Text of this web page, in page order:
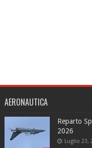
AERONAUTICA
Reparto
2026
Luglio 23,